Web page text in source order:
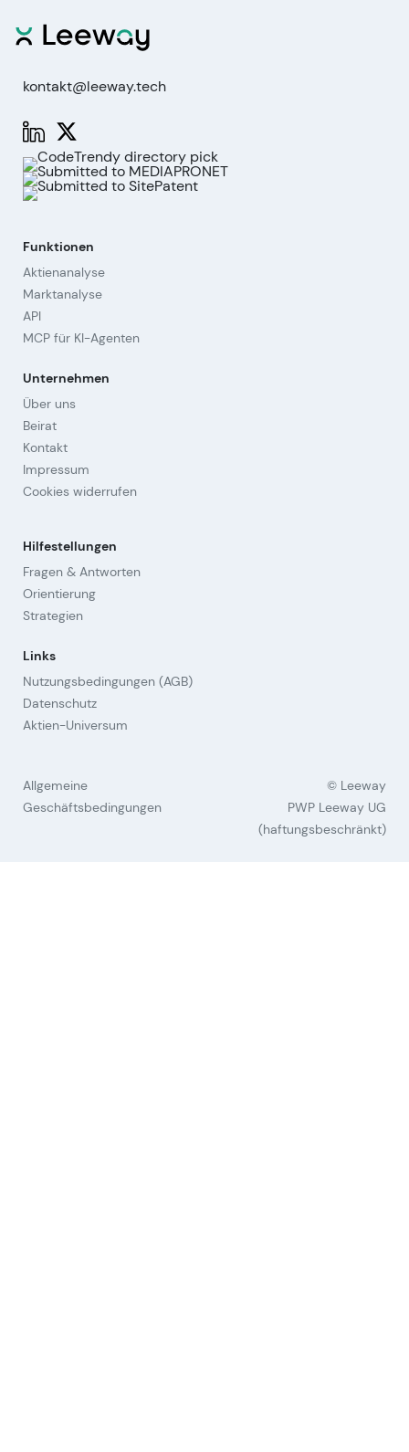
kontakt@leeway.tech
Funktionen
Aktienanalyse
Marktanalyse
API
MCP für KI-Agenten
Unternehmen
Über uns
Beirat
Kontakt
Impressum
Cookies widerrufen
Hilfestellungen
Fragen & Antworten
Orientierung
Strategien
Links
Nutzungsbedingungen (AGB)
Datenschutz
Aktien-Universum
Allgemeine
Geschäftsbedingungen
© Leeway
PWP Leeway UG
(haftungsbeschränkt)